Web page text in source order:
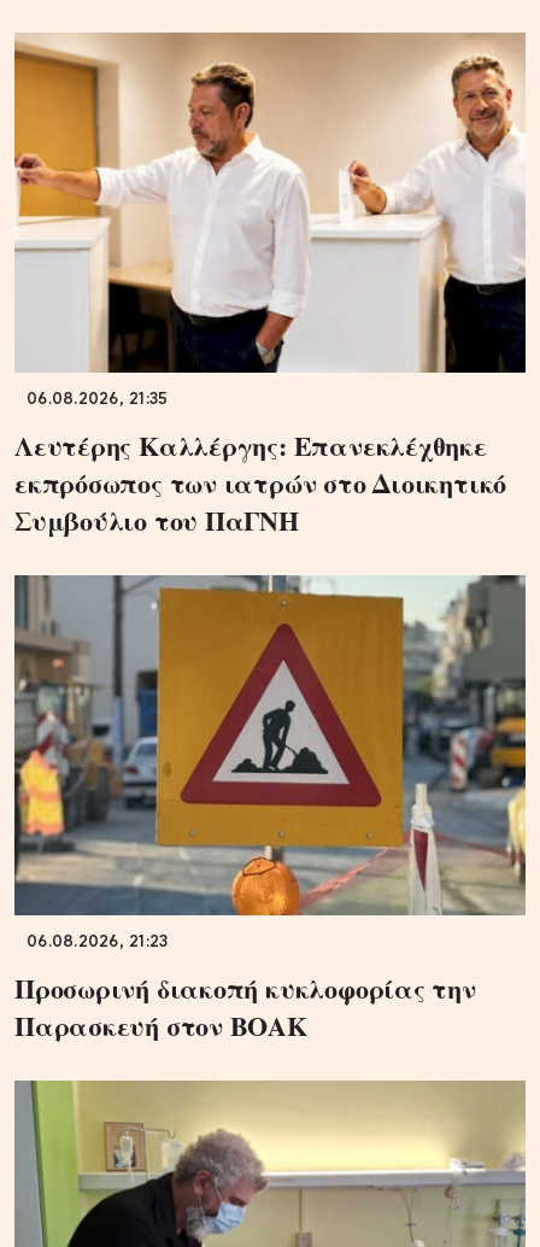
06.08.2026, 21:35
Λευτέρης Καλλέργης: Επανεκλέχθηκε
εκπρόσωπος των ιατρών στο Διοικητικό
Συμβούλιο του ΠαΓΝΗ
06.08.2026, 21:23
Προσωρινή διακοπή κυκλοφορίας την
Παρασκευή στον ΒΟΑΚ